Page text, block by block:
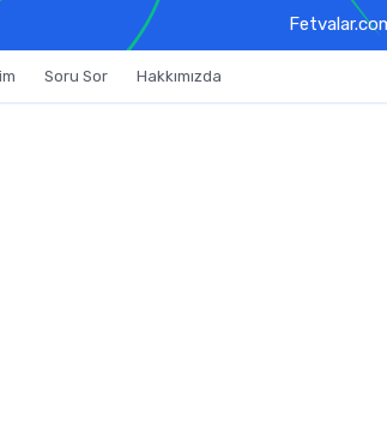
Soru Sor Hakkımızda